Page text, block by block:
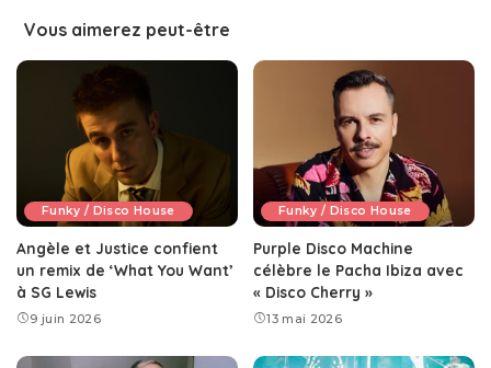
Vous aimerez peut-être
Funky / Disco House
Angèle et Justice confient
un remix de ‘What You Want’
à SG Lewis
9 juin 2026
Funky / Disco House
Purple Disco Machine
célèbre le Pacha Ibiza avec
« Disco Cherry »
13 mai 2026